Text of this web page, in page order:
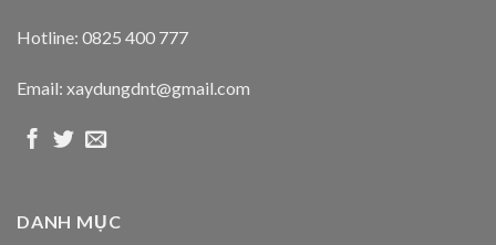
Hotline: 0825 400 777
Email: xaydungdnt@gmail.com
DANH MỤC